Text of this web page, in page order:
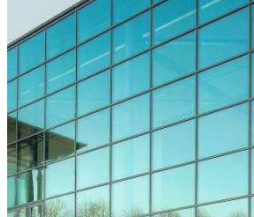
Freiburg
Downloads
Kongressarchiv
Kongressort